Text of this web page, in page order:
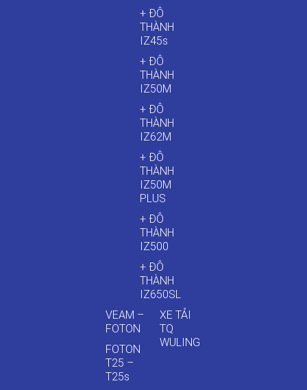
+ ĐÔ
THÀNH
IZ45s
+ ĐÔ
THÀNH
IZ50M
+ ĐÔ
THÀNH
IZ62M
+ ĐÔ
THÀNH
IZ50M
PLUS
+ ĐÔ
THÀNH
IZ500
+ ĐÔ
THÀNH
IZ650SL
VEAM –
FOTON
FOTON
T25 –
T25s
XE TẢI
TQ
WULING